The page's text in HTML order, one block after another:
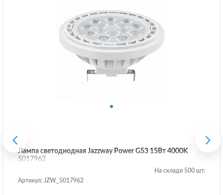
Лампа светодиодная Jazzway Power G53 15Вт 4000K
5017962
На складе 500 шт.
Артикул: JZW_5017962